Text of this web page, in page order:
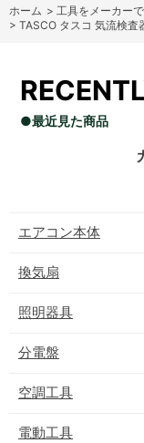
ホーム > 工具をメーカー
> TASCO タスコ 気流検査
●最近見た商品
エアコン本体
換気扇
照明器具
分電盤
空調工具
電動工具